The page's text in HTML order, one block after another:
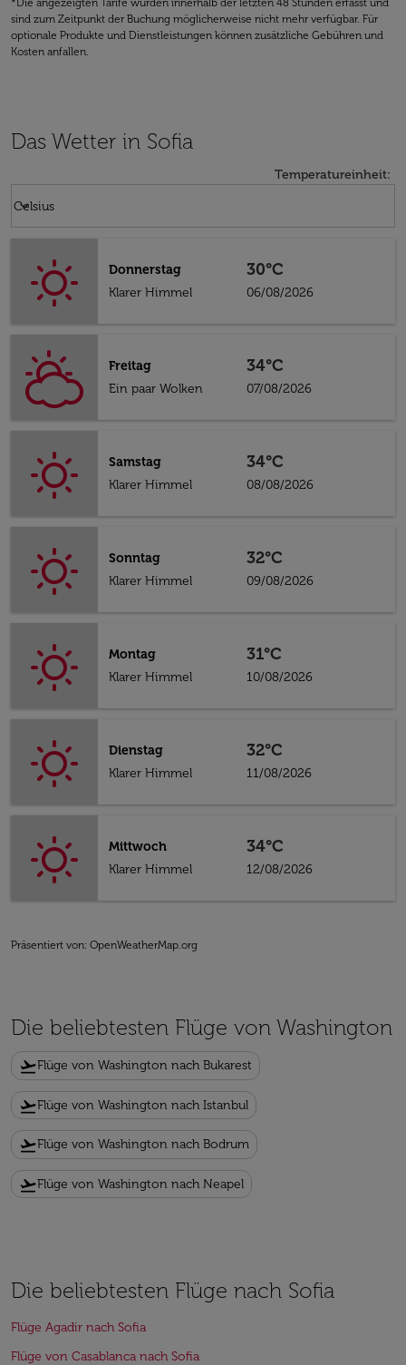
*Die angezeigten Tarife wurden innerhalb der letzten 48 Stunden erfasst und
sind zum Zeitpunkt der Buchung möglicherweise nicht mehr verfügbar. Für
optionale Produkte und Dienstleistungen können zusätzliche Gebühren und
Kosten anfallen.
Das Wetter in Sofia
Temperatureinheit:
Celsius
keyboard_arrow_down
Donnerstag
Klarer Himmel
30°C
06/08/2026
Freitag
Ein paar Wolken
34°C
07/08/2026
Samstag
Klarer Himmel
34°C
08/08/2026
Sonntag
Klarer Himmel
32°C
09/08/2026
Montag
Klarer Himmel
31°C
10/08/2026
Dienstag
Klarer Himmel
32°C
11/08/2026
Mittwoch
Klarer Himmel
34°C
12/08/2026
Präsentiert von: OpenWeatherMap.org
Die beliebtesten Flüge von Washington
flight_takeoffFlüge von Washington nach Bukarest
flight_takeoffFlüge von Washington nach Istanbul
flight_takeoffFlüge von Washington nach Bodrum
flight_takeoffFlüge von Washington nach Neapel
Die beliebtesten Flüge nach Sofia
Flüge Agadir nach Sofia
Flüge von Casablanca nach Sofia